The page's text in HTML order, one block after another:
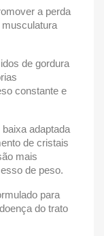
a perda
de gordura
constante e
adaptada
de cristais
mais
de peso.
para
do trato